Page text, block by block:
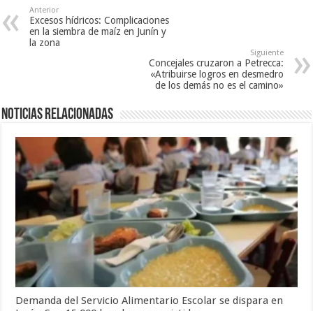
Anterior
Excesos hídricos: Complicaciones
en la siembra de maíz en Junín y
la zona
Siguiente
Concejales cruzaron a Petrecca:
«Atribuirse logros en desmedro
de los demás no es el camino»
Noticias relacionadas
Demanda del Servicio Alimentario Escolar se dispara en